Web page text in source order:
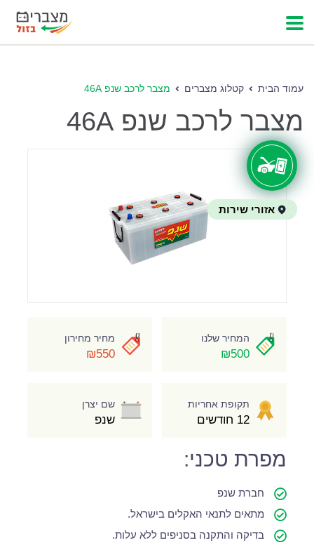
עמוד הבית קטלוג מצברים מצבר לרכב שנפ 46A
מצבר לרכב שנפ 46A
המחיר שלנו
₪500
מחיר מחירון
₪550
תקופת אחריות
12 חודשים
שם יצרן
שנפ
מפרת טכני:
חברת שנפ
מתאים לתנאי האקלים בישראל.
בדיקה והתקנה בסניפים ללא עלות.
אזורי שירות